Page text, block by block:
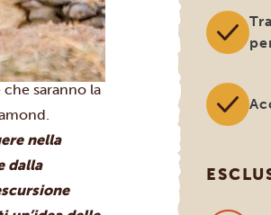
enormi
antilopi.
saranno la
nella
dalla